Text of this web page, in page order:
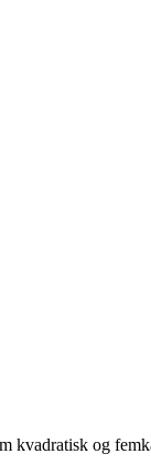
kvadratisk og